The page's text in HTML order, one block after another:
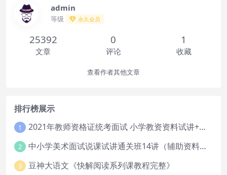
admin
等级 永久会员
25392
文章
0
评论
1
收藏
查看作者其他文章
排行榜展示
1 2021年教师资格证统考面试 小学教资资料试讲+答辩
2 中小学美术面试说课试讲通关班14讲（辅助资料第一套）
3 豆神大语文《快解阅读系列课教程完整》